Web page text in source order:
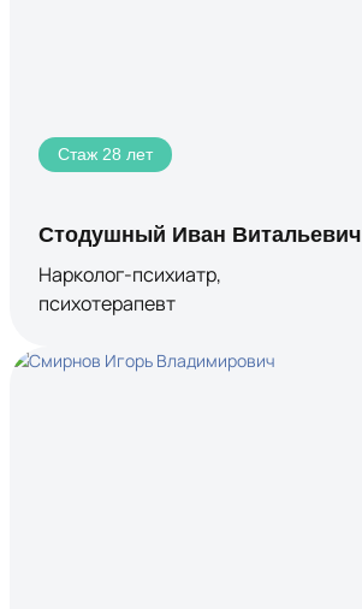
Стаж 28 лет
Стодушный Иван Витальевич
Нарколог-психиатр,
психотерапевт